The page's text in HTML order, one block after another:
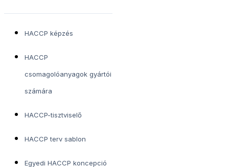
HACCP képzés
HACCP
csomagolóanyagok gyártói
számára
HACCP-tisztviselő
HACCP terv sablon
Egyedi HACCP koncepció